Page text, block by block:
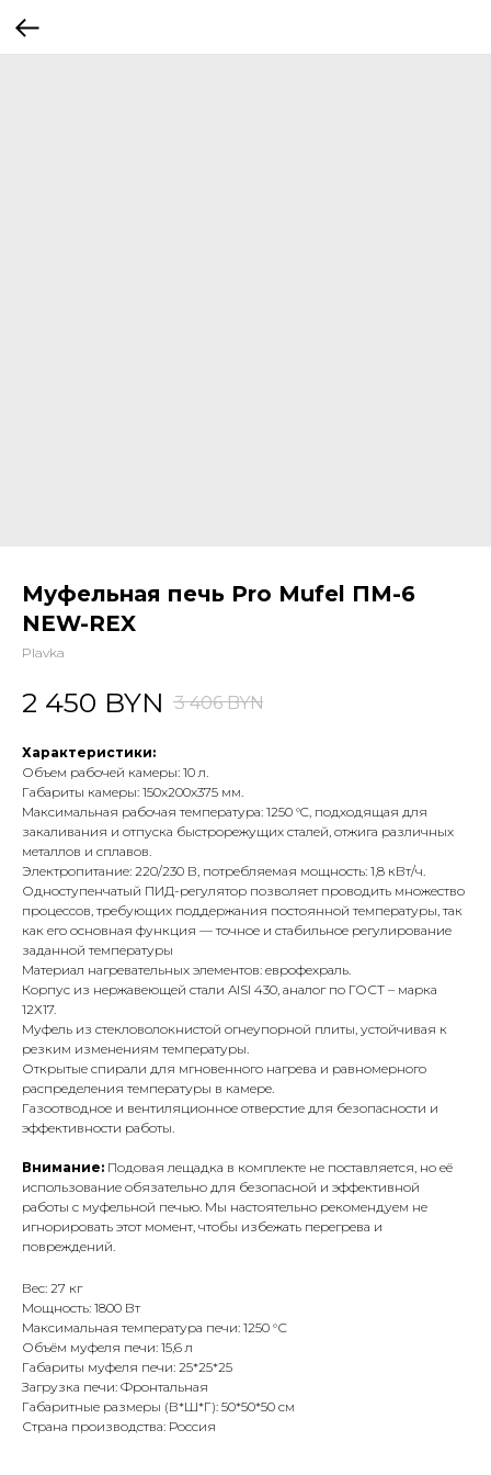
Муфельная печь Pro Mufel ПМ-6
NEW-REX
Plavka
2 450 BYN 3 406 BYN
Характеристики:
Объем рабочей камеры: 10 л.
Габариты камеры: 150х200х375 мм.
Максимальная рабочая температура: 1250 °C, подходящая для
закаливания и отпуска быстрорежущих сталей, отжига различных
металлов и сплавов.
Электропитание: 220/230 В, потребляемая мощность: 1,8 кВт/ч.
Одноступенчатый ПИД-регулятор позволяет проводить множество
процессов, требующих поддержания постоянной температуры, так
как его основная функция — точное и стабильное регулирование
заданной температуры
Материал нагревательных элементов: еврофехраль.
Корпус из нержавеющей стали AISI 430, аналог по ГОСТ – марка
12Х17.
Муфель из стекловолокнистой огнеупорной плиты, устойчивая к
резким изменениям температуры.
Открытые спирали для мгновенного нагрева и равномерного
распределения температуры в камере.
Газоотводное и вентиляционное отверстие для безопасности и
эффективности работы.
Внимание: Подовая лещадка в комплекте не поставляется, но её
использование обязательно для безопасной и эффективной
работы с муфельной печью. Мы настоятельно рекомендуем не
игнорировать этот момент, чтобы избежать перегрева и
повреждений.
Вес: 27 кг
Мощность: 1800 Вт
Максимальная температура печи: 1250 °С
Объём муфеля печи: 15,6 л
Габариты муфеля печи: 25*25*25
Загрузка печи: Фронтальная
Габаритные размеры (В*Ш*Г): 50*50*50 см
Страна производства: Россия